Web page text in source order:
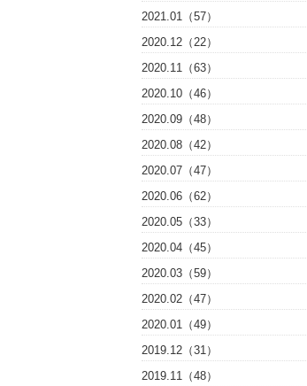
2021.01（57）
2020.12（22）
2020.11（63）
2020.10（46）
2020.09（48）
2020.08（42）
2020.07（47）
2020.06（62）
2020.05（33）
2020.04（45）
2020.03（59）
2020.02（47）
2020.01（49）
2019.12（31）
2019.11（48）